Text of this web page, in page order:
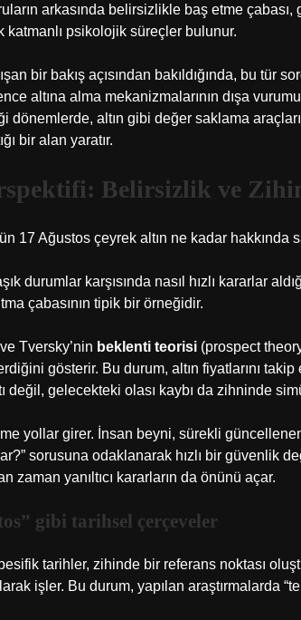
arkasında belirsizlikle baş etme
katmanlı psikolojik süreçler bulunur.
bir bakış açısından bakıldığında, bu tür
altına alma mekanizmalarının dışa
dönemlerde, altın gibi değer saklama
bir alan yaratır.
Belirsizlik ve
17 Ağustos çeyrek altın ne kadar hakkında
durumlar karşısında nasıl hızlı kararlar
çabasının tipik bir örneğidir.
Tversky’nin beklenti teorisi (prospect
gösterir. Bu durum, altın fiyatlarını takip
değil, gelecekteki olası kaybı da zihninde
yollar girer. İnsan beyni, sürekli
sorusuna odaklanarak hızlı bir güvenlik
zaman yanıltıcı kararların da önünü açar.
gibi tarihsel çerçeveler
tarihler, zihinde bir referans noktası
işler. Bu durum, yapılan araştırmalarda